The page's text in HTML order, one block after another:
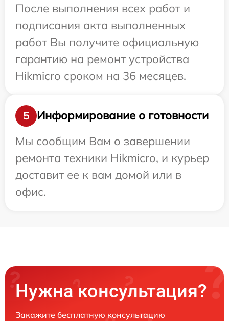
После выполнения всех работ и
подписания акта выполненных
работ Вы получите официальную
гарантию на ремонт устройства
Hikmicro сроком на 36 месяцев.
5
Информирование о готовности
Мы сообщим Вам о завершении
ремонта техники Hikmicro, и курьер
доставит ее к вам домой или в
офис.
Нужна консультация?
Закажите бесплатную консультацию